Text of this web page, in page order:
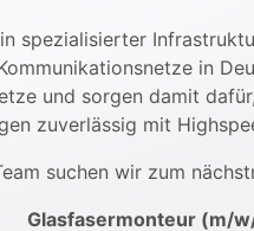
spezialisierter
in
und sorgen damit
zuverlässig mit
suchen wir zum
Glasfasermonteur (m/